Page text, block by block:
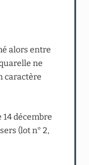
alors entre
ne
caractère
décembre
(lot n° 2,